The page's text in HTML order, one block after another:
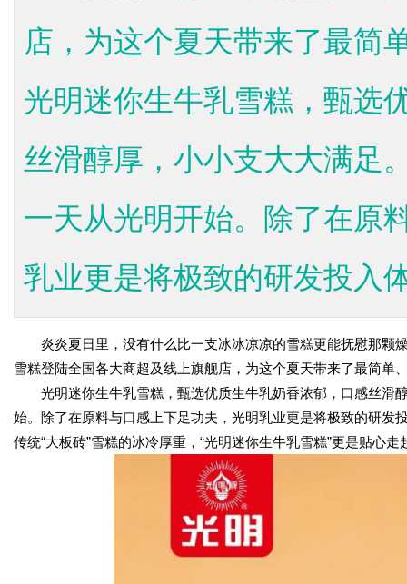
店，为这个夏天带来了最简
光明迷你生牛乳雪糕，甄选
丝滑醇厚，小小支大大满足
一天从光明开始。除了在原
乳业更是将极致的研发投入
炎炎夏日里，没有什么比一支冰冰凉凉的雪糕更能抚慰那
雪糕登陆全国各大商超及线上旗舰店，为这个夏天带来了最简单
光明迷你生牛乳雪糕，甄选优质生牛乳奶香浓郁，口感丝滑
始。除了在原料与口感上下足功夫，光明乳业更是将极致的研发
传统“大板砖”雪糕的冰冷厚重，“光明迷你生牛乳雪糕”更是贴心走